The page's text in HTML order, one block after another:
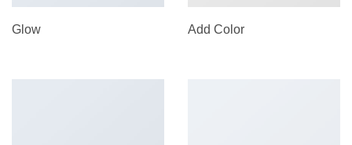
Glow Add Color